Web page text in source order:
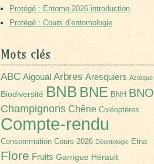
Protégé : Entomo 2026 introduction
Protégé : Cours d’entomologie
Mots clés
ABC Aigoual Arbres Aresquiers Aztèque
Biodiversité BNB BNE BNH BNO
Champignons Chêne Coléoptères
Compte-rendu
Consommation Cours-2026 Déontologie Etna
Flore Fruits Garrigue Hérault